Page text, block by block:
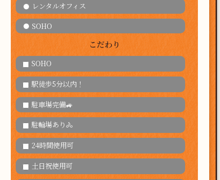
レンタルオフィス
SOHO
こだわり
SOHO
駅徒歩5分以内！
駐車場完備🚙
駐輪場あり🚴
24時間使用可
土日祝使用可